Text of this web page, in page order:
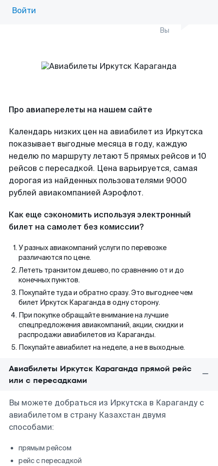
Войти
Вы
Про авиаперелеты на нашем сайте
Календарь низких цен на авиабилет из Иркутска
показывает выгодные месяца в году, каждую
неделю по маршруту летают 5 прямых рейсов и 10
рейсов с пересадкой. Цена варьируется, самая
дорогая из найденных пользователями 9000
рублей авиакомпанией Аэрофлот.
Как еще сэкономить используя электронный
билет на самолет без комиссии?
У разных авиакомпаний услуги по перевозке
различаются по цене.
Лететь транзитом дешево, по сравнению от и до
конечных пунктов.
Покупайте туда и обратно сразу. Это выгоднее чем
билет Иркутск Караганда в одну сторону.
При покупке обращайте внимание на лучшие
спецпредложения авиакомпаний, акции, скидки и
распродажи авиабилетов из Караганды.
Покупайте авиабилет на неделе, а не в выходные.
Авиабилеты Иркутск Караганда прямой рейс
или с пересадками
Вы можете добраться из Иркутска в Караганду с
авиабилетом в страну Казахстан двумя
способами:
прямым рейсом
рейс с пересадкой